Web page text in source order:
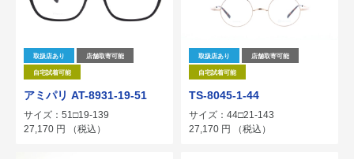
取扱店あり 店舗取寄可能
自宅試着可能
アミパリ AT-8931-19-51
サイズ：51□19-139
27,170 円 （税込）
取扱店あり 店舗取寄可能
自宅試着可能
TS-8045-1-44
サイズ：44□21-143
27,170 円 （税込）